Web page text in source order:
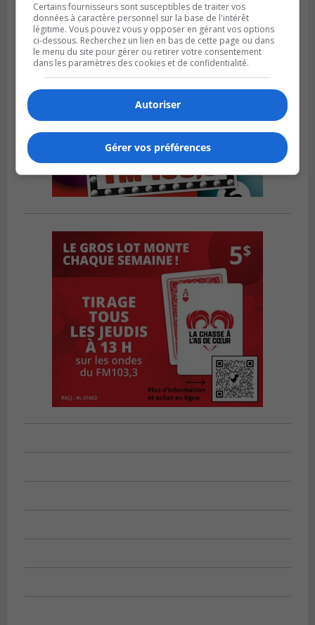
Certains fournisseurs sont susceptibles de traiter vos
données à caractère personnel sur la base de l'intérêt
légitime. Vous pouvez vous y opposer en gérant vos options
ci-dessous. Recherchez un lien en bas de cette page ou dans
le menu du site pour gérer ou retirer votre consentement
dans les paramètres des cookies et de confidentialité.
Autoriser
Gérer vos préférences